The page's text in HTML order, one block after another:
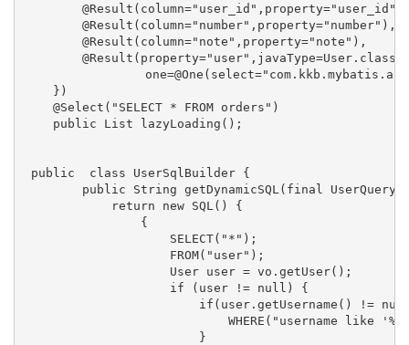
        @Result(column="number",property="number"),
        @Result(column="note",property="note"),
    })
    @Select("SELECT * FROM orders")
    public List
lazyLoading();
public  class UserSqlBuilder {
public String getDynamicSQL(final
            return new SQL() {
                {
                    SELECT("*");
                    FROM("user");
                    User user = vo.getUser();
                    if (user != null) {
if(user.getUsername() !=
WHERE("username like
                        }